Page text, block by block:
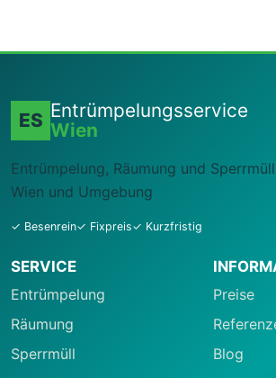
ES Entrümpelungsservice
Wien
Entrümpelung, Räumung und
Wien und Umgebung
✓ Besenrein✓ Fixpreis✓ Kurzfristig
SERVICE
Entrümpelung
Räumung
Sperrmüll
Preise
Blog